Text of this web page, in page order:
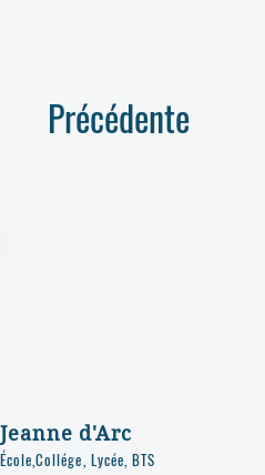
Précédente
Jeanne d'Arc
École,Collége, Lycée, BTS